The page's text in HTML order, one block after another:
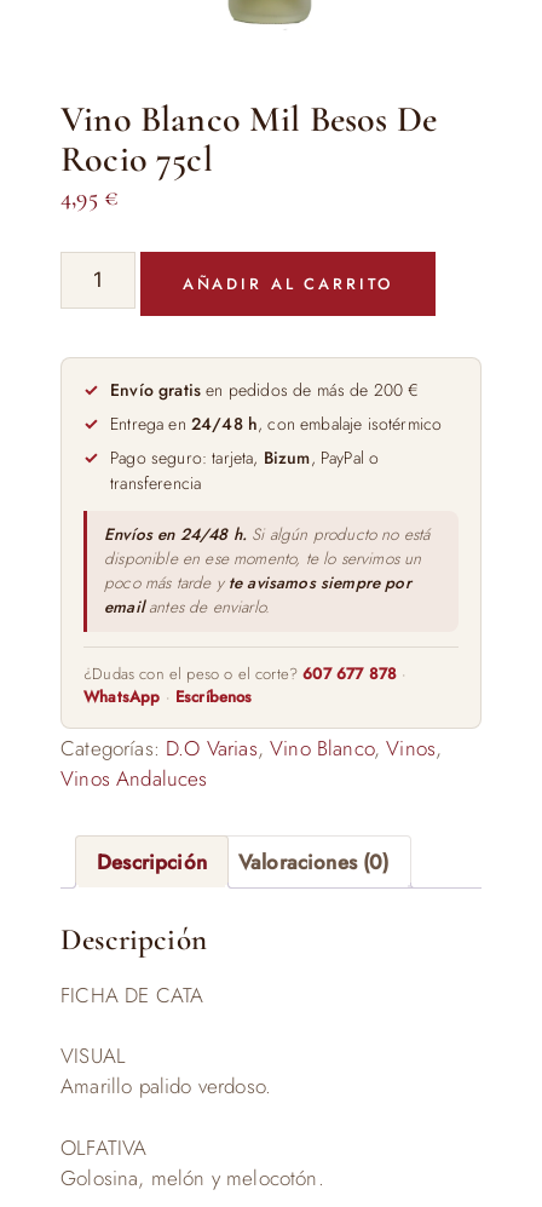
Vino Blanco Mil Besos De
Rocio 75cl
4,95 €
Vino
Blanco
Besos
Rocio
75cl
cantidad
AÑADIR AL CARRITO
Envío gratis en pedidos de más de 200 €
Entrega en 24/48 h, con embalaje isotérmico
Pago seguro: tarjeta, Bizum, PayPal o
transferencia
Envíos en 24/48 h. Si algún producto no está
disponible en ese momento, te lo servimos un
poco más tarde y te avisamos siempre por
emailantes de enviarlo.
¿Dudas con el peso o el corte?607 677 878 ·
WhatsApp · Escríbenos
Categorías: D.O Varias,Vino Blanco,Vinos,
Vinos Andaluces
Descripción Valoraciones (0)
Descripción
FICHA DE CATA
VISUAL
Amarillo palido verdoso.
OLFATIVA
Golosina, melón y melocotón.